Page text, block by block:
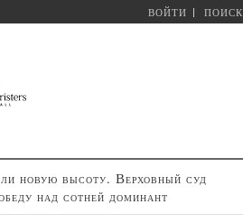
ВОЙТИ ПОИСК
новую высоту. Верховный суд
над сотней доминант